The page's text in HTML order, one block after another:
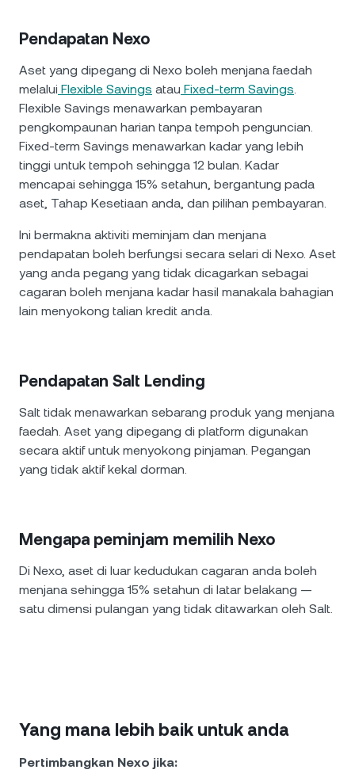
Pendapatan Nexo
Aset yang dipegang di Nexo boleh menjana faedah
melalui Flexible Savings atau Fixed-term Savings.
Flexible Savings menawarkan pembayaran
pengkompaunan harian tanpa tempoh penguncian.
Fixed-term Savings menawarkan kadar yang lebih
tinggi untuk tempoh sehingga 12 bulan. Kadar
mencapai sehingga 15% setahun, bergantung pada
aset, Tahap Kesetiaan anda, dan pilihan pembayaran.
Ini bermakna aktiviti meminjam dan menjana
pendapatan boleh berfungsi secara selari di Nexo. Aset
yang anda pegang yang tidak dicagarkan sebagai
cagaran boleh menjana kadar hasil manakala bahagian
lain menyokong talian kredit anda.
Pendapatan Salt Lending
Salt tidak menawarkan sebarang produk yang menjana
faedah. Aset yang dipegang di platform digunakan
secara aktif untuk menyokong pinjaman. Pegangan
yang tidak aktif kekal dorman.
Mengapa peminjam memilih Nexo
Di Nexo, aset di luar kedudukan cagaran anda boleh
menjana sehingga 15% setahun di latar belakang —
satu dimensi pulangan yang tidak ditawarkan oleh Salt.
Yang mana lebih baik untuk anda
Pertimbangkan Nexo jika: